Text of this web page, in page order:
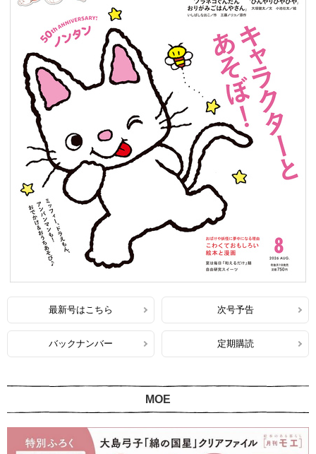
最新号はこちら 次号予告
バックナンバー 定期購読
MOE